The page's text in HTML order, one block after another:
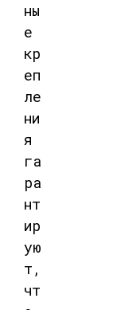
ны
е
кр
еп
ле
ни
я
га
ра
нт
ир
ую
т,
чт